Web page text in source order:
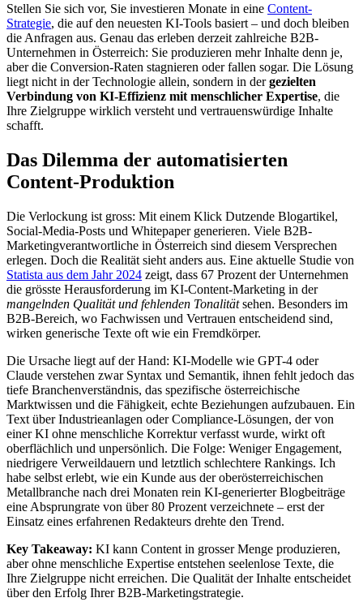
Stellen Sie sich vor, Sie investieren Monate in eine Content-
Strategie, die auf den neuesten KI-Tools basiert – und doch bleiben
die Anfragen aus. Genau das erleben derzeit zahlreiche B2B-
Unternehmen in Österreich: Sie produzieren mehr Inhalte denn je,
aber die Conversion-Raten stagnieren oder fallen sogar. Die Lösung
liegt nicht in der Technologie allein, sondern in dergezielten
Verbindung von KI-Effizienz mit menschlicher Expertise, die
Ihre Zielgruppe wirklich versteht und vertrauenswürdige Inhalte
schafft.
Das Dilemma der automatisierten
Content-Produktion
Die Verlockung ist gross: Mit einem Klick Dutzende Blogartikel,
Social-Media-Posts und Whitepaper generieren. Viele B2B-
Marketingverantwortliche in Österreich sind diesem Versprechen
erlegen. Doch die Realität sieht anders aus. Eine aktuelle Studie von
Statista aus dem Jahr 2024 zeigt, dass 67 Prozent der Unternehmen
die grösste Herausforderung im KI-Content-Marketing in der
mangelnden Qualität und fehlenden Tonalitätsehen. Besonders im
B2B-Bereich, wo Fachwissen und Vertrauen entscheidend sind,
wirken generische Texte oft wie ein Fremdkörper.
Die Ursache liegt auf der Hand: KI-Modelle wie GPT-4 oder
Claude verstehen zwar Syntax und Semantik, ihnen fehlt jedoch das
tiefe Branchenverständnis, das spezifische österreichische
Marktwissen und die Fähigkeit, echte Beziehungen aufzubauen. Ein
Text über Industrieanlagen oder Compliance-Lösungen, der von
einer KI ohne menschliche Korrektur verfasst wurde, wirkt oft
oberflächlich und unpersönlich. Die Folge: Weniger Engagement,
niedrigere Verweildauern und letztlich schlechtere Rankings. Ich
habe selbst erlebt, wie ein Kunde aus der oberösterreichischen
Metallbranche nach drei Monaten rein KI-generierter Blogbeiträge
eine Absprungrate von über 80 Prozent verzeichnete – erst der
Einsatz eines erfahrenen Redakteurs drehte den Trend.
Key Takeaway: KI kann Content in grosser Menge produzieren,
aber ohne menschliche Expertise entstehen seelenlose Texte, die
Ihre Zielgruppe nicht erreichen. Die Qualität der Inhalte entscheidet
über den Erfolg Ihrer B2B-Marketingstrategie.